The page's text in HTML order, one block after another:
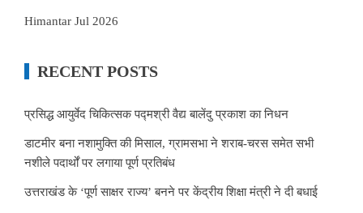
Himantar Jul 2026
RECENT POSTS
प्रसिद्ध आयुर्वेद चिकित्सक पद्मश्री वैद्य बालेंदु प्रकाश का निधन
डाटमीर बना नशामुक्ति की मिसाल, ग्रामसभा ने शराब-चरस समेत सभी
नशीले पदार्थों पर लगाया पूर्ण प्रतिबंध
उत्तराखंड के ‘पूर्ण साक्षर राज्य’ बनने पर केंद्रीय शिक्षा मंत्री ने दी बधाई